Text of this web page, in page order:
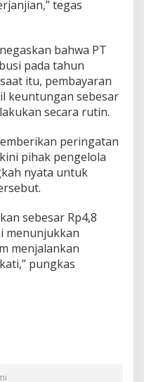
tegas
bahwa PT
pada tahun
itu, pembayaran
keuntungan sebesar
secara rutin.
peringatan
pihak pengelola
nyata untuk
sebesar Rp4,8
menunjukkan
menjalankan
pungkas